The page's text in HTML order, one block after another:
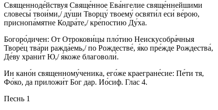
Священноде́йствуя Свяще́нное Ева́нгелие свяще́ннейшими
словесы́ твои́ми,/ ду́ши Творцу́ твоему́ освяти́л еси́ ве́рою,
приснопа́мятне Кодра́те,/ кре́постию Ду́ха.
Богоро́дичен: От Отрокови́цы пло́тию Неискусобра́чныя
Творе́ц тва́ри ражда́емь,/ по Рождестве́, я́ко пре́жде Рождества́,
Де́ву храни́т Ю,/ я́коже благоволи́.
Ин кано́н священному́ченика, его́же краегране́сие: Пе́ти тя,
Фо́ко, да приложи́т Бог дар. Ио́сиф. Глас 4.
Песнь 1